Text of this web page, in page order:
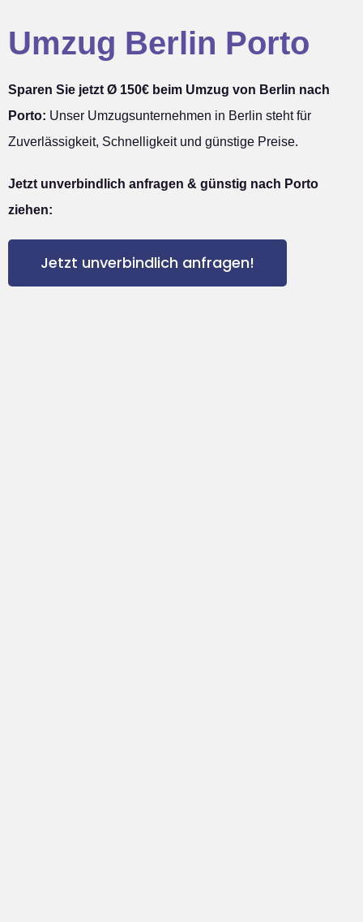
Umzug Berlin Porto
Sparen Sie jetzt Ø 150€ beim Umzug von Berlin nach
Porto: Unser Umzugsunternehmen in Berlin steht für
Zuverlässigkeit, Schnelligkeit und günstige Preise.
Jetzt unverbindlich anfragen & günstig nach Porto
ziehen:
Jetzt unverbindlich anfragen!